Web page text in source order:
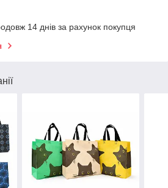
14 днів за рахунок покупця